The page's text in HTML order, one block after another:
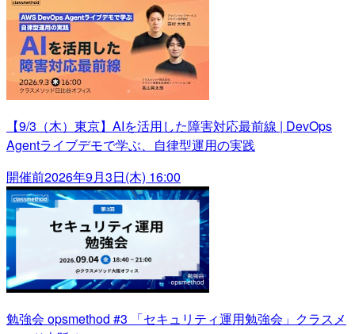
【9/3（木）東京】AIを活用した障害対応最前線 | DevOps
Agentライブデモで学ぶ、自律型運用の実践
開催前2026年9月3日(木) 16:00
勉強会 opsmethod #3 「セキュリティ運用勉強会」クラスメ